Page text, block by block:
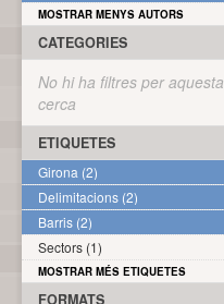
MOSTRAR MENYS AUTORS
CATEGORIES
No hi ha filtres per aquesta
cerca
ETIQUETES
Girona (2)
Delimitacions (2)
Barris (2)
Sectors (1)
MOSTRAR MÉS ETIQUETES
FORMATS